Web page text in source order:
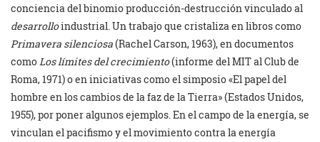
conciencia del binomio producción-destrucción vinculado al
desarrolloindustrial. Un trabajo que cristaliza en libros como
Primavera silenciosa(Rachel Carson, 1963), en documentos
comoLos límites del crecimiento(informe del MIT al Club de
Roma, 1971) o en iniciativas como el simposio «El papel del
hombre en los cambios de la faz de la Tierra» (Estados Unidos,
1955), por poner algunos ejemplos. En el campo de la energía, se
vinculan el pacifismo y el movimiento contra la energía